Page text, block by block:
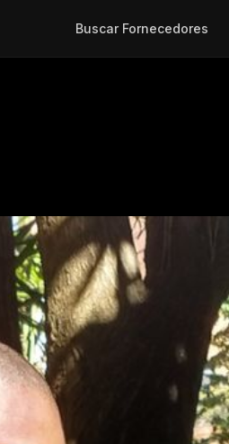
Buscar Fornecedores